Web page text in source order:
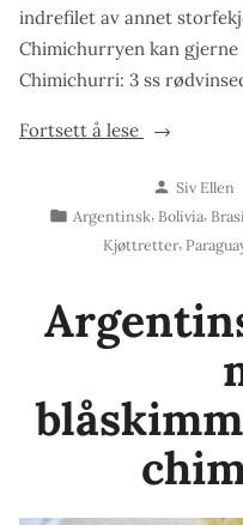
indrefilet av annet
Chimichurryen kan
Chimichurri: 3 ss
Fortsett å lese
«Kalvefilet
chimichurry
og
småsinte
Skrevet
av
Siv Ellen
Publisert
Argentinsk, Bolivia,
Kjøttretter,